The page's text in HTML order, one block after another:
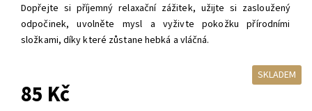
Dopřejte si příjemný relaxační zážitek, užijte si zasloužený
odpočinek, uvolněte mysl a vyživte pokožku přírodními
složkami, díky které zůstane hebká a vláčná.
SKLADEM
85 Kč